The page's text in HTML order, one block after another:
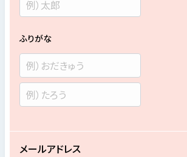
ふりがな
メールアドレス